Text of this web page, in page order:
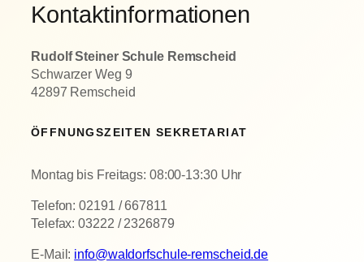
Kontaktinformationen
Rudolf Steiner Schule Remscheid
Schwarzer Weg 9
42897 Remscheid
ÖFFNUNGSZEITEN SEKRETARIAT
Montag bis Freitags: 08:00-13:30 Uhr
Telefon: 02191 / 667811
Telefax: 03222 / 2326879
E-Mail: info@waldorfschule-remscheid.de